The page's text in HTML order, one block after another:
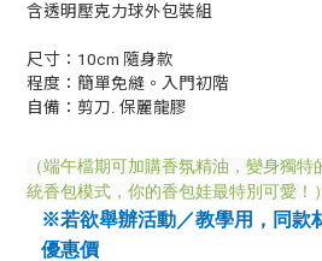
含透明壓克力球外包裝組
尺寸：10cm 隨身款
程度：簡單免縫。入門初階
自備：剪刀. 保麗龍膠
（端午檔期可加購香氛精油，變身獨
統香包模式，你的香包娃最特別可愛！）
※若欲舉辦活動／教學用，同款
優惠價